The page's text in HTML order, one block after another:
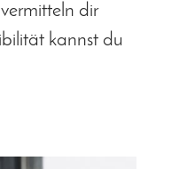
dir
kannst du